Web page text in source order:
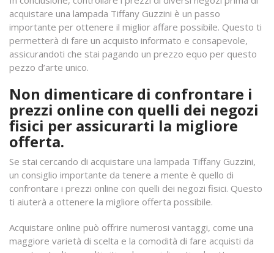
acquistare una lampada Tiffany Guzzini è un passo
importante per ottenere il miglior affare possibile. Questo ti
permetterà di fare un acquisto informato e consapevole,
assicurandoti che stai pagando un prezzo equo per questo
pezzo d’arte unico.
Non dimenticare di confrontare i
prezzi online con quelli dei negozi
fisici per assicurarti la migliore
offerta.
Se stai cercando di acquistare una lampada Tiffany Guzzini,
un consiglio importante da tenere a mente è quello di
confrontare i prezzi online con quelli dei negozi fisici. Questo
ti aiuterà a ottenere la migliore offerta possibile.
Acquistare online può offrire numerosi vantaggi, come una
maggiore varietà di scelta e la comodità di fare acquisti da